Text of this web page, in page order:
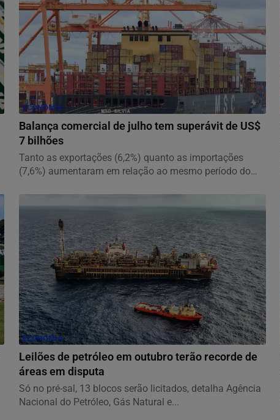
ECONOMIA
Balança comercial de julho tem superávit de US$
7 bilhões
Tanto as exportações (6,2%) quanto as importações
(7,6%) aumentaram em relação ao mesmo período do
ECONOMIA
Leilões de petróleo em outubro terão recorde de
áreas em disputa
Só no pré-sal, 13 blocos serão licitados, detalha Agência
Nacional do Petróleo, Gás Natural e...